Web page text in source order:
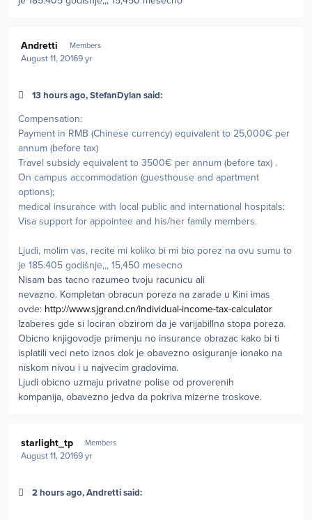
Andretti Members
August 11, 20169 yr
13 hours ago, StefanDylan said:
Compensation:
Payment in RMB (Chinese currency) equivalent to 25,000€ per
annum (before tax)
Travel subsidy equivalent to 3500€ per annum (before tax) .
On campus accommodation (guesthouse and apartment
options);
medical insurance with local public and international hospitals;
Visa support for appointee and his/her family members.
Ljudi, molim vas, recite mi koliko bi mi bio porez na ovu sumu to
je 185.405 godišnje,,, 15,450 mesecno
Nisam bas tacno razumeo tvoju racunicu ali
nevazno. Kompletan obracun poreza na zarade u Kini imas
ovde: http://www.sjgrand.cn/individual-income-tax-calculator
Izaberes gde si lociran obzirom da je varijabillna stopa poreza.
Obicno knjigovodje primenju no insurance obrazac kako bi ti
isplatili veci neto iznos dok je obavezno osiguranje ionako na
niskom nivou i u najvecim gradovima.
Ljudi obicno uzmaju privatne polise od proverenih
kompanija, obavezno jedva da pokriva mizerne troskove.
starlight_tp Members
August 11, 20169 yr
2 hours ago, Andretti said: